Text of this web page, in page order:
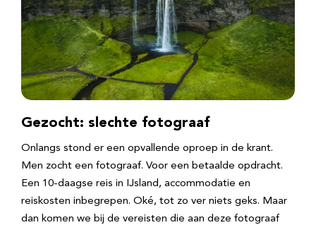
Gezocht: slechte fotograaf
Onlangs stond er een opvallende oproep in de krant.
Men zocht een fotograaf. Voor een betaalde opdracht.
Een 10-daagse reis in IJsland, accommodatie en
reiskosten inbegrepen. Oké, tot zo ver niets geks. Maar
dan komen we bij de vereisten die aan deze fotograaf